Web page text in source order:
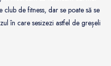
de fitness, dar se poate să se
în care sesizezi astfel de greșeli